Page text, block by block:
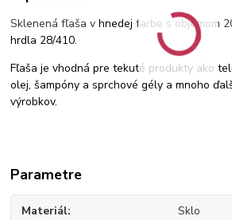
Sklenená fľaša vhnedejfarbe s objemom
hrdla 28/410.
Fľaša je vhodná pre tekuté produkty ako
olej, šampóny a sprchové gély a mnoho
výrobkov.
Parametre
Materiál Sklo